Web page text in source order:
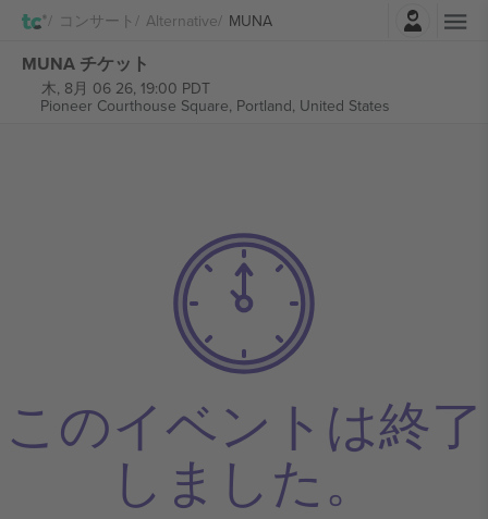
コンサート Alternative MUNA
MUNA チケット
木, 8月 06 26, 19:00 PDT
Pioneer Courthouse Square, Portland, United States
このイベントは終了
しました。